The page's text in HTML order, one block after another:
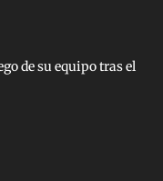
de su equipo tras el